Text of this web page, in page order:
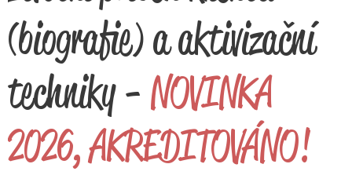
(biografie) a aktivizační
techniky - NOVINKA
2026, AKREDITOVÁNO!